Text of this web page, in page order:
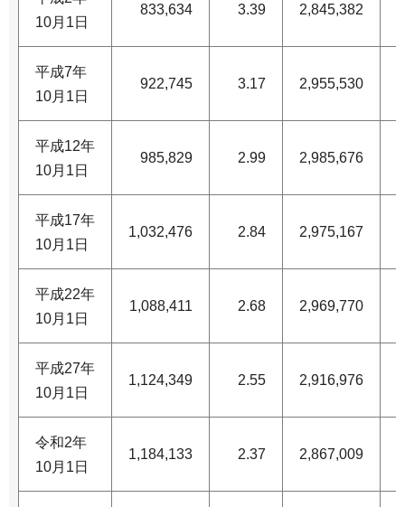
10月1日
833,634 3.39 2,845,382
平成7年
10月1日
922,745 3.17 2,955,530
平成12年
10月1日
985,829 2.99 2,985,676
平成17年
10月1日
1,032,476 2.84 2,975,167
平成22年
10月1日
1,088,411 2.68 2,969,770
平成27年
10月1日
1,124,349 2.55 2,916,976
令和2年
10月1日
1,184,133 2.37 2,867,009